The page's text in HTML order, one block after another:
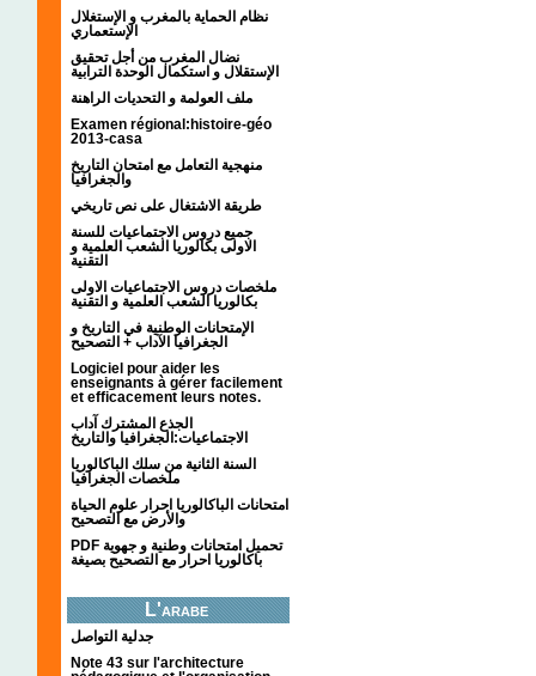
نظام الحماية بالمغرب و الإستغلال
الإستعماري
نضال المغرب من أجل تحقيق
الإستقلال و استكمال الوحدة الترابية
ملف العولمة و التحديات الراهنة
Examen régional:histoire-géo
2013-casa
منهجية التعامل مع امتحان التاريخ
والجغرافيا
طريقة الاشتغال على نص تاريخي
جميع دروس الاجتماعيات للسنة
الاولى بكالوريا الشعب العلمية و
التقنية
ملخصات دروس الاجتماعيات الاولى
بكالوريا الشعب العلمية و التقنية
الإمتحانات الوطنية في التاريخ و
الجغرافيا الآداب + التصحيح
Logiciel pour aider les
enseignants à gérer facilement
et efficacement leurs notes.
الجذع المشترك آداب
الاجتماعيات:الجغرافيا والتاريخ
السنة الثانية من سلك الباكالوريا
ملخصات الجغرافيا
امتحانات الباكالوريا احرار علوم الحياة
والأرض مع التصحيح
PDF تحميل امتحانات وطنية و جهوية
باكالوريا احرار مع التصحيح بصيغة
L'arabe
جدلية التواصل
Note 43 sur l'architecture